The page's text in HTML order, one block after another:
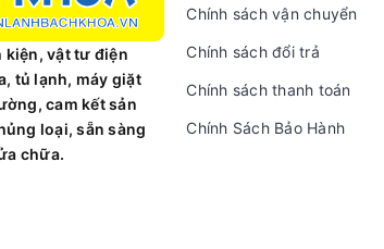
kiện, vật tư điện
tủ lạnh, máy giặt
cam kết sản
loại, sẵn sàng
chữa.
Chính sách vận chuyển
Chính sách đổi trả
Chính sách thanh toán
Chính Sách Bảo Hành